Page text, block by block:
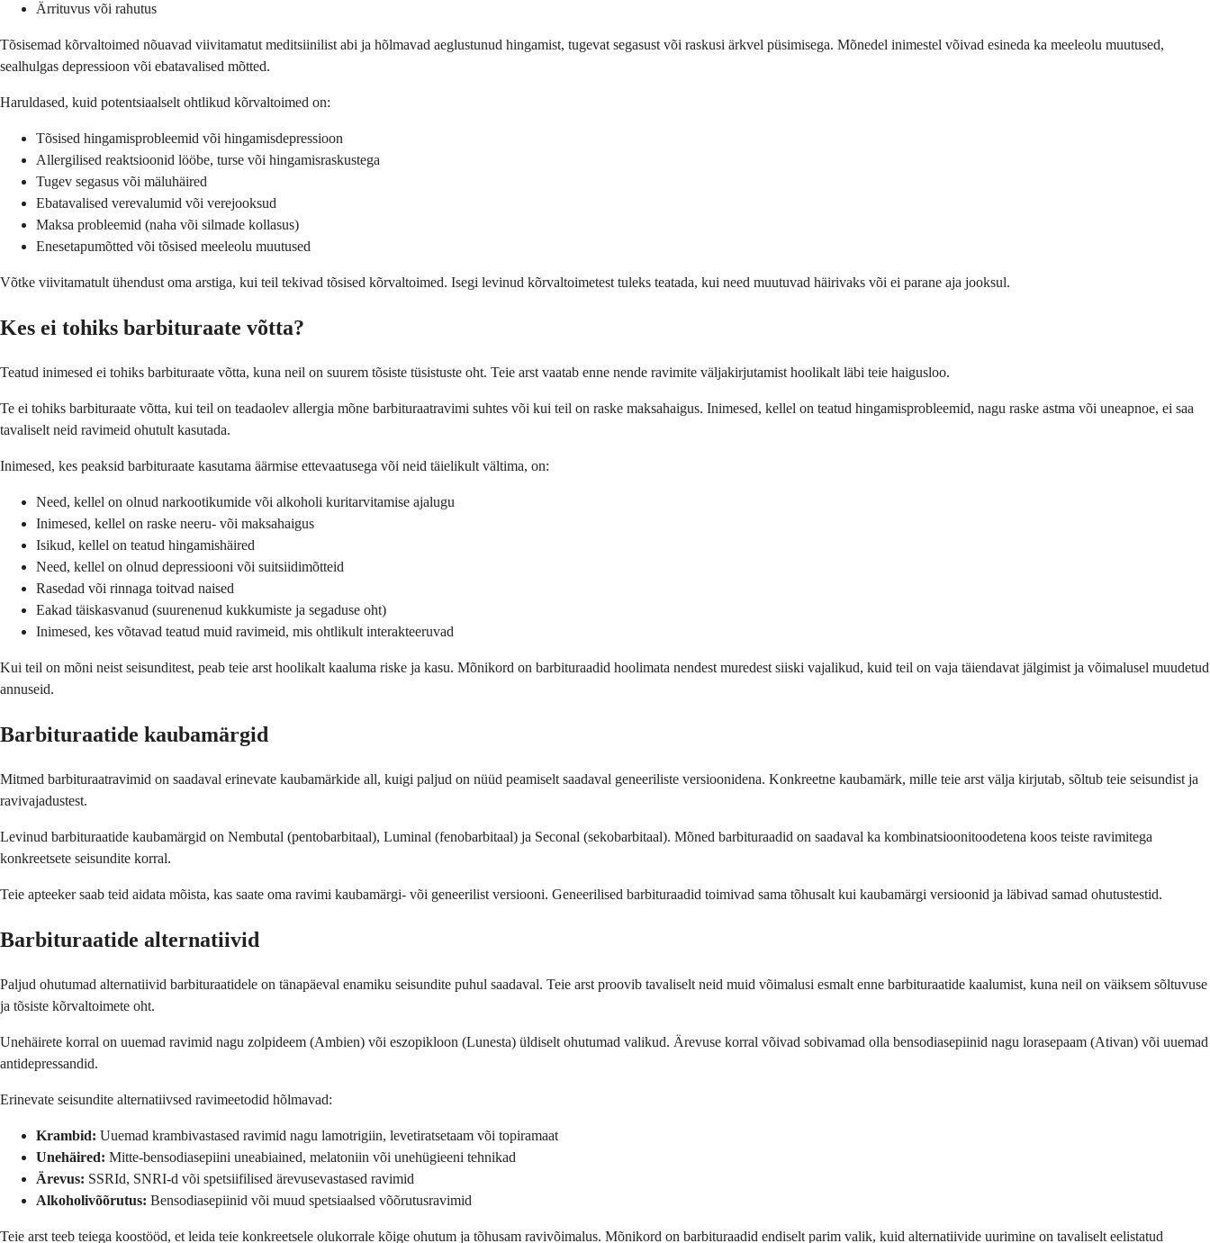
Ärrituvus või rahutus
Tõsisemad kõrvaltoimed nõuavad viivitamatut meditsiinilist abi ja hõlmavad aeglustunud hingamist, tugevat segasust või raskusi ärkvel püsimisega. Mõnedel inimestel võivad esineda ka meeleolu muutused,
sealhulgas depressioon või ebatavalised mõtted.
Haruldased, kuid potentsiaalselt ohtlikud kõrvaltoimed on:
Tõsised hingamisprobleemid või hingamisdepressioon
Allergilised reaktsioonid lööbe, turse või hingamisraskustega
Tugev segasus või mäluhäired
Ebatavalised verevalumid või verejooksud
Maksa probleemid (naha või silmade kollasus)
Enesetapumõtted või tõsised meeleolu muutused
Võtke viivitamatult ühendust oma arstiga, kui teil tekivad tõsised kõrvaltoimed. Isegi levinud kõrvaltoimetest tuleks teatada, kui need muutuvad häirivaks või ei parane aja jooksul.
Kes ei tohiks barbituraate võtta?
Teatud inimesed ei tohiks barbituraate võtta, kuna neil on suurem tõsiste tüsistuste oht. Teie arst vaatab enne nende ravimite väljakirjutamist hoolikalt läbi teie haigusloo.
Te ei tohiks barbituraate võtta, kui teil on teadaolev allergia mõne barbituraatravimi suhtes või kui teil on raske maksahaigus. Inimesed, kellel on teatud hingamisprobleemid, nagu raske astma või uneapnoe, ei saa
tavaliselt neid ravimeid ohutult kasutada.
Inimesed, kes peaksid barbituraate kasutama äärmise ettevaatusega või neid täielikult vältima, on:
Need, kellel on olnud narkootikumide või alkoholi kuritarvitamise ajalugu
Inimesed, kellel on raske neeru- või maksahaigus
Isikud, kellel on teatud hingamishäired
Need, kellel on olnud depressiooni või suitsiidimõtteid
Rasedad või rinnaga toitvad naised
Eakad täiskasvanud (suurenenud kukkumiste ja segaduse oht)
Inimesed, kes võtavad teatud muid ravimeid, mis ohtlikult interakteeruvad
Kui teil on mõni neist seisunditest, peab teie arst hoolikalt kaaluma riske ja kasu. Mõnikord on barbituraadid hoolimata nendest muredest siiski vajalikud, kuid teil on vaja täiendavat jälgimist ja võimalusel muudetud
annuseid.
Barbituraatide kaubamärgid
Mitmed barbituraatravimid on saadaval erinevate kaubamärkide all, kuigi paljud on nüüd peamiselt saadaval geneeriliste versioonidena. Konkreetne kaubamärk, mille teie arst välja kirjutab, sõltub teie seisundist ja
ravivajadustest.
Levinud barbituraatide kaubamärgid on Nembutal (pentobarbitaal), Luminal (fenobarbitaal) ja Seconal (sekobarbitaal). Mõned barbituraadid on saadaval ka kombinatsioonitoodetena koos teiste ravimitega
konkreetsete seisundite korral.
Teie apteeker saab teid aidata mõista, kas saate oma ravimi kaubamärgi- või geneerilist versiooni. Geneerilised barbituraadid toimivad sama tõhusalt kui kaubamärgi versioonid ja läbivad samad ohutustestid.
Barbituraatide alternatiivid
Paljud ohutumad alternatiivid barbituraatidele on tänapäeval enamiku seisundite puhul saadaval. Teie arst proovib tavaliselt neid muid võimalusi esmalt enne barbituraatide kaalumist, kuna neil on väiksem sõltuvuse
ja tõsiste kõrvaltoimete oht.
Unehäirete korral on uuemad ravimid nagu zolpideem (Ambien) või eszopikloon (Lunesta) üldiselt ohutumad valikud. Ärevuse korral võivad sobivamad olla bensodiasepiinid nagu lorasepaam (Ativan) või uuemad
antidepressandid.
Erinevate seisundite alternatiivsed ravimeetodid hõlmavad:
Krambid: Uuemad krambivastased ravimid nagu lamotrigiin, levetiratsetaam või topiramaat
Unehäired: Mitte-bensodiasepiini uneabiained, melatoniin või unehügieeni tehnikad
Ärevus: SSRId, SNRI-d või spetsiifilised ärevusevastased ravimid
Alkoholivõõrutus: Bensodiasepiinid või muud spetsiaalsed võõrutusravimid
Teie arst teeb teiega koostööd, et leida teie konkreetsele olukorrale kõige ohutum ja tõhusam ravivõimalus. Mõnikord on barbituraadid endiselt parim valik, kuid alternatiivide uurimine on tavaliselt eelistatud